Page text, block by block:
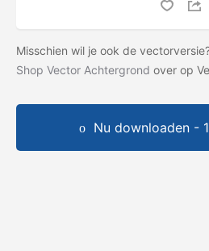
Misschien wil je ook de
Shop Vector Achtergrond over op
Nu downloaden -